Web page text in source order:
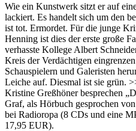
Wie ein Kunstwerk sitzt er auf
lackiert. Es handelt sich um den
ist tot. Ermordet. Für die junge
Henning ist dies der erste große
verhasste Kollege Albert
Kreis der Verdächtigen
Schauspielern und Galeristen
Leiche auf. Diesmal ist sie grün.
Kristine Greßhöner besprechen
Graf, als Hörbuch gesprochen
bei Radioropa (8 CDs und eine
17,95 EUR).